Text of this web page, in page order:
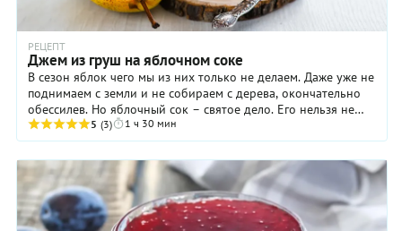
РЕЦЕПТ
Джем из груш на яблочном соке
В сезон яблок чего мы из них только не делаем. Даже уже не
поднимаем с земли и не собираем с дерева, окончательно
обессилев. Но яблочный сок – святое дело. Его нельзя не
делать! А если и его ...
5 (3) 1 ч 30 мин